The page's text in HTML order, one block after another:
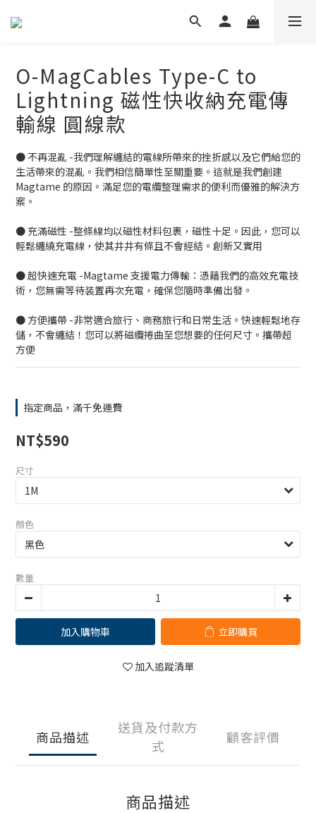
O-MagCables Type-C to
Lightning 磁性快收納充電傳
輸線 圓線款
● 不再混亂 -我們理解纏結的電線所帶來的挫折感以及它們給您的
生活帶來的混亂。我們相信簡單性至關重要。這就是我們創建
Magtame 的原因。滿足您的電纜整理需求的便利而優雅的解決方
案。
● 充滿磁性 -整條線均以磁性材料包裹，磁性十足。因此，您可以
輕鬆纏繞充電線，使其井井有條且不會經結。創新又實用
● 超快速充電 -Magtame 支援電力傳輸：憑藉我們的高效充電技
術，您無需等待装置再次充電，確保您隨時準備出發。
● 方便攜帶 -非常適合旅行、商務旅行和日常生活。快速輕鬆地存
儲，不會纏結！您可以將磁纜捲曲至您想要的任何尺寸。攜帶超
方便
指定商品，滿千免運費
NT$590
尺寸
顏色
數量
加入購物車 立即購買
加入追蹤清單
商品描述
送貨及付款方
式
顧客評價
商品描述